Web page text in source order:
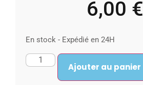
6,00 €
En stock - Expédié en 24H
Ajouter au panier